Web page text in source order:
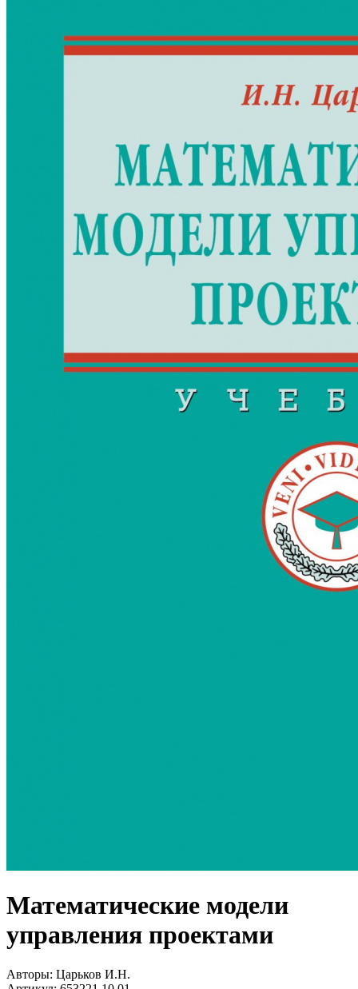
Математические модели
управления проектами
Авторы: Царьков И.Н.